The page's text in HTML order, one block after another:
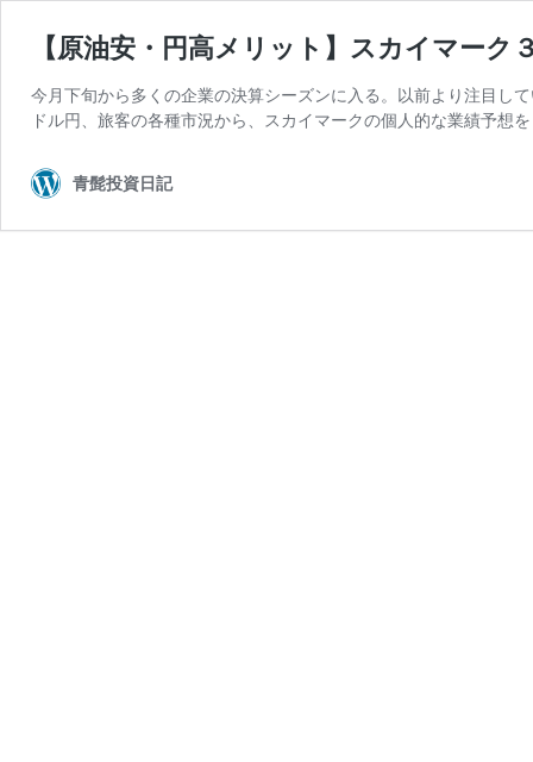
【原油安・円高メリット】スカイマーク
今月下旬から多くの企業の決算シーズンに入る。以前より注目し
ドル円、旅客の各種市況から、スカイマークの個人的な業績予想
青髭投資日記